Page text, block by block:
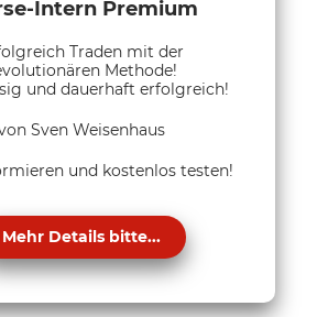
Intern Premium
Traden mit der
Methode!
und dauerhaft erfolgreich!
Sven Weisenhaus
und kostenlos testen!
Mehr Details bitte...